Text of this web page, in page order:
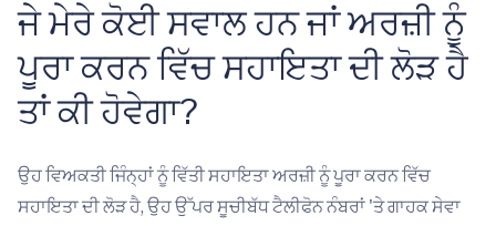
ਜੇ ਮੇਰੇ ਕੋਈ ਸਵਾਲ ਹਨ ਜਾਂ ਅਰਜ਼ੀ ਨੂੰ
ਪੂਰਾ ਕਰਨ ਵਿੱਚ ਸਹਾਇਤਾ ਦੀ ਲੋੜ ਹੈ
ਤਾਂ ਕੀ ਹੋਵੇਗਾ?
ਉਹ ਵਿਅਕਤੀ ਜਿੰਨ੍ਹਾਂ ਨੂੰ ਵਿੱਤੀ ਸਹਾਇਤਾ ਅਰਜ਼ੀ ਨੂੰ ਪੂਰਾ ਕਰਨ ਵਿੱਚ
ਸਹਾਇਤਾ ਦੀ ਲੋੜ ਹੈ, ਉਹ ਉੱਪਰ ਸੂਚੀਬੱਧ ਟੈਲੀਫੋਨ ਨੰਬਰਾਂ 'ਤੇ ਗਾਹਕ ਸੇਵਾ